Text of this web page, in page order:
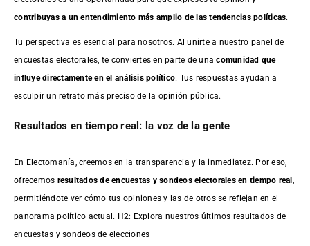
contribuyas a un entendimiento más amplio de las tendencias políticas.
Tu perspectiva es esencial para nosotros. Al unirte a nuestro panel de
encuestas electorales, te conviertes en parte de unacomunidad que
influye directamente en el análisis político. Tus respuestas ayudan a
esculpir un retrato más preciso de la opinión pública.
Resultados en tiempo real: la voz de la gente
En Electomanía, creemos en la transparencia y la inmediatez. Por eso,
ofrecemos resultados deencuestas y sondeos electorales en tiempo real
permitiéndote ver cómo tus opiniones y las de otros se reflejan en el
panorama político actual. H2: Explora nuestros últimos resultados de
encuestas y sondeos de elecciones